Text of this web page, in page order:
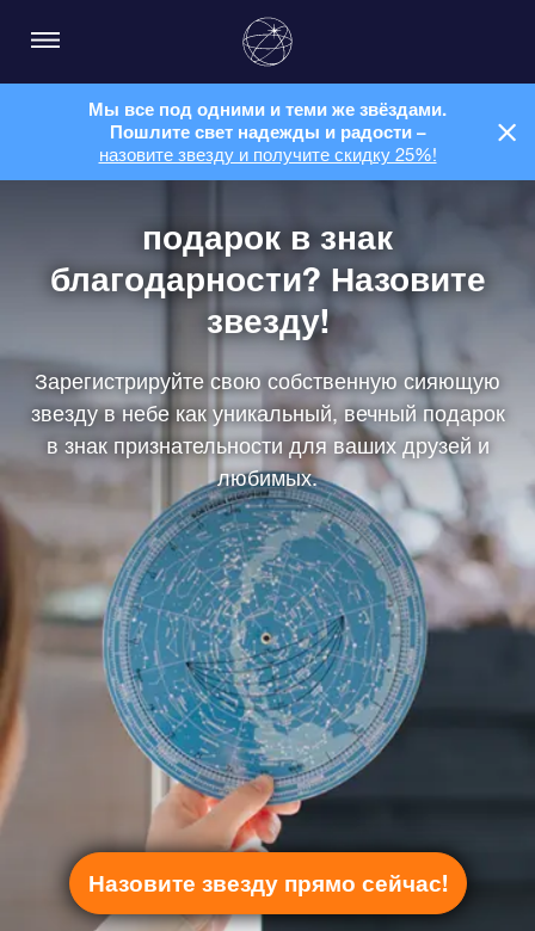
Мы все под одними и теми же звёздами.
Пошлите свет надежды и радости –
назовите звезду и получите скидку 25%!
подарок в знак
благодарности? Назовите
звезду!
Зарегистрируйте свою собственную сияющую
звезду в небе как уникальный, вечный подарок
в знак признательности для ваших друзей и
любимых.
Назовите звезду прямо сейчас!